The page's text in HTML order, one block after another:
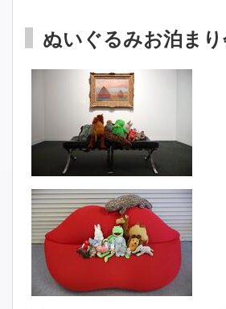
ぬいぐるみお泊ま